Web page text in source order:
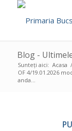
Blog -
Sunteți aici: Acasa /
OF 4/19.01.2026
anda...